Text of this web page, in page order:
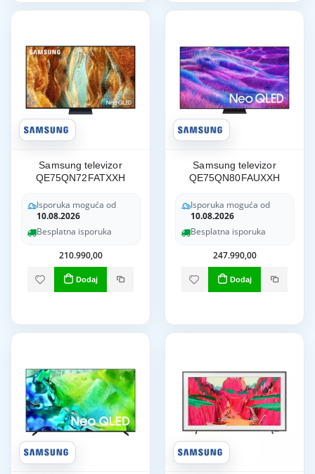
Samsung televizor
QE75QN72FATXXH
Isporuka moguća od
10.08.2026
Besplatna isporuka
210.990,00
Dodaj
Samsung televizor
QE75QN80FAUXXH
Isporuka moguća od
10.08.2026
Besplatna isporuka
247.990,00
Dodaj